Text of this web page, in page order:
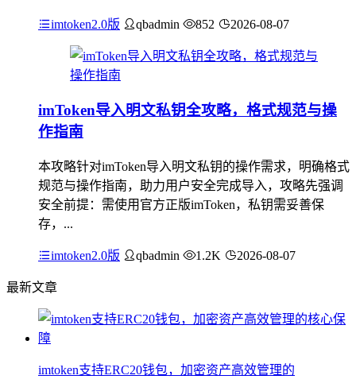
imtoken2.0版 qbadmin 852 2026-08-07
imToken导入明文私钥全攻略，格式规范与操
作指南
本攻略针对imToken导入明文私钥的操作需求，明确格式
规范与操作指南，助力用户安全完成导入，攻略先强调
安全前提：需使用官方正版imToken，私钥需妥善保
存，...
imtoken2.0版 qbadmin 1.2K 2026-08-07
最新文章
imtoken支持ERC20钱包，加密资产高效管理的